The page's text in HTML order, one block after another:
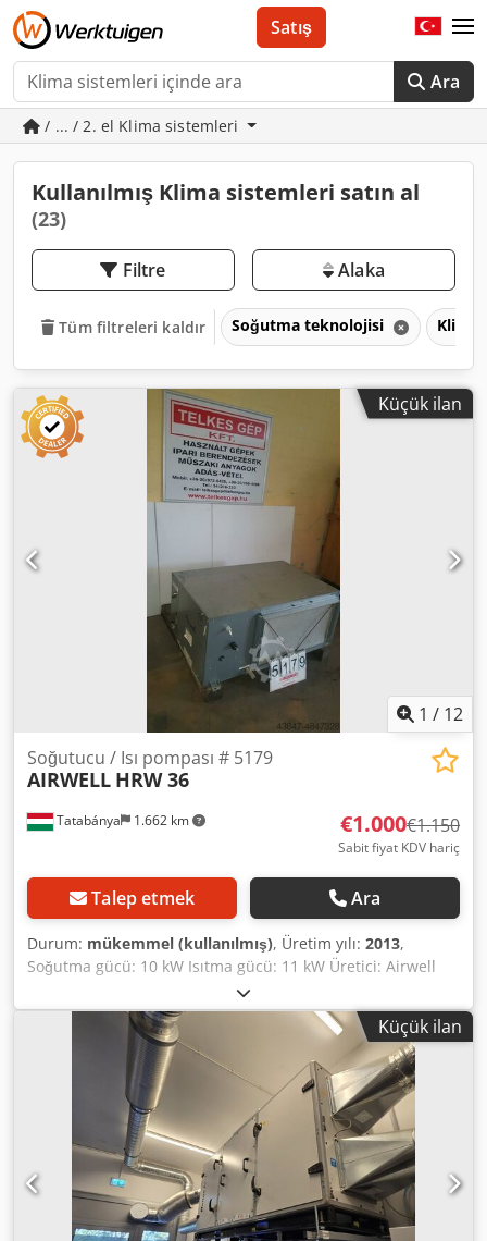
Ara
Satış
/ ... / 2. el Klima sistemleri
Kullanılmış Klima sistemleri satın al
(23)
Filtre Alaka
Tüm filtreleri kaldır Soğutma teknolojisi Klima
Küçük ilan
1 / 12
Tatabánya 1.662 km
Soğutucu / Isı pompası # 5179
AIRWELL HRW 36
€1.000€1.150
Sabit fiyat KDV hariç
Talep etmek Ara
Durum: mükemmel (kullanılmış), Üretim yılı: 2013,
Soğutma gücü: 10 kW Isıtma gücü: 11 kW Üretici: Airwell
Tip: HRW 36 Soğutucu akışkan: R407C Yıl: 2013 Toplam
boyutlar: 1055x745x465 mm Crodpefx S Dasfx Aqqjf
Çalışma şeması ve çalışma sınırları için fotoğraflara bakın.
Cihazda soğutucu gaz bulunmamaktadır.
Küçük ilan